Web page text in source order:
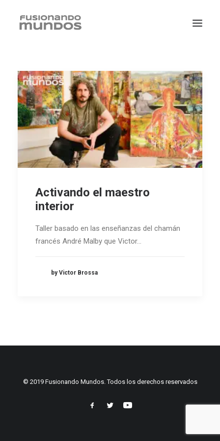
SEARCH
Activando el maestro
interior
Taller basado en las enseñanzas del chamán
francés André Malby que Victor…
by Victor Brossa
© 2019 Fusionando Mundos. Todos los derechos reservados